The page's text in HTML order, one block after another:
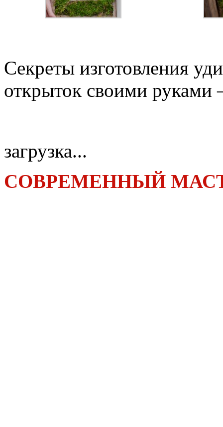
Секреты изготовления
открыток своими руками
загрузка...
СОВРЕМЕННЫЙ